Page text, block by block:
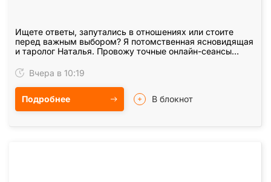
Ищете ответы, запутались в отношениях или стоите
перед важным выбором? Я потомственная ясновидящая
и таролог Наталья. Провожу точные онлайн-сеансы
Вчера в 10:19
Подробнее В блокнот